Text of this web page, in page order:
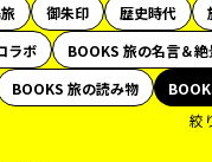
御朱印 歴史時代
ラボ
BOOKS 旅の名言＆絶
BOOKS 旅の読み物
絞